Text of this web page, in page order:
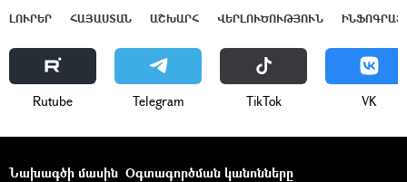
ԼՈՒՐԵՐ ՀԱՅԱՍՏԱՆ ԱՇԽԱՐՀ ՎԵՐԼՈՒԾՈՒԹՅՈՒՆ
Rutube Telegram ТikТоk VK
Նախագծի մասին Օգտագործման կանոնները